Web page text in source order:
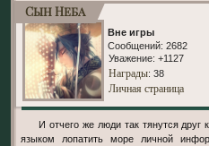
Сын Неба
Вне игры
Сообщений: 2682
Уважение: +1127
Награды: 38
Личная страница
И отчего же люди так тянутся друг к другу? Стейком не корми – дай
языком лопатить море личной